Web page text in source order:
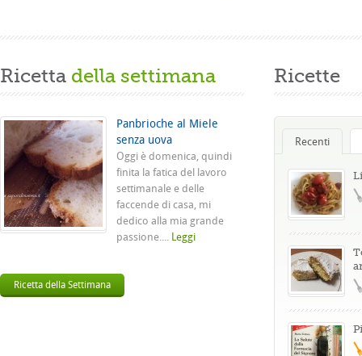
Ricetta della settimana
Panbrioche al Miele
senza uova
Oggi è domenica, quindi
finita la fatica del lavoro
settimanale e delle
faccende di casa, mi
dedico alla mia grande
passione.... Leggi
Ricetta della Settimana
Ricette
Recenti